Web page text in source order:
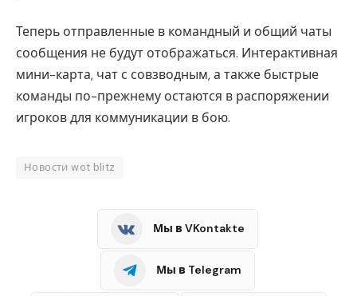
Теперь отправленные в командный и общий чаты
сообщения не будут отображаться. Интерактивная
мини-карта, чат с совзводным, а также быстрые
команды по-прежнему остаются в распоряжении
игроков для коммуникации в бою.
Новости wot blitz
Мы в VKontakte
Мы в Telegram